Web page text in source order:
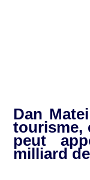
Dan
tourisme,
peut
milliard